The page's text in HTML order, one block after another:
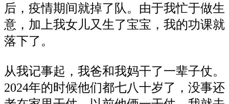
后，疫情期间就掉了队。由于我忙于做生
意，加上我女儿又生了宝宝，我的功课就
落下了。
从我记事起，我爸和我妈干了一辈子仗。
2024年的时候他们都七八十岁了，没事还